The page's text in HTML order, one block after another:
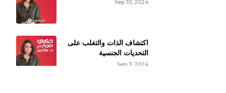
وتساعديهم من خلالها يعطيك العافية
Sep 10, 2024
اكتشاف الذات والتغلب على
التحديات الجنسية
Sep 3, 2024